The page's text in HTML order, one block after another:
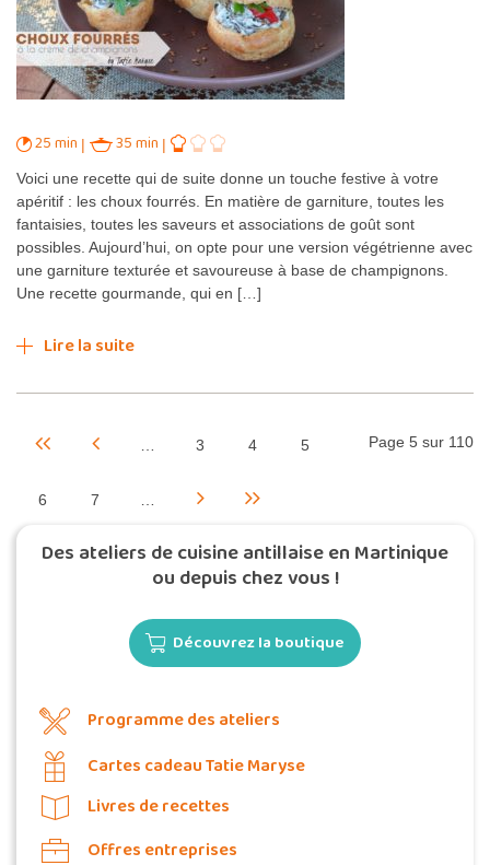
25 min 35 min
Voici une recette qui de suite donne un touche festive à votre
apéritif : les choux fourrés. En matière de garniture, toutes les
fantaisies, toutes les saveurs et associations de goût sont
possibles. Aujourd’hui, on opte pour une version végétrienne avec
une garniture texturée et savoureuse à base de champignons.
Une recette gourmande, qui en […]
Lire la suite
Page 5 sur 110
3 4 5
6 7
Des ateliers de cuisine antillaise en Martinique
ou depuis chez vous !
Découvrez la boutique
Programme des ateliers
Cartes cadeau Tatie Maryse
Livres de recettes
Offres entreprises